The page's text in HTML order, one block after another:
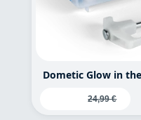
Dometic Glow in
Verkaufspreis:
Regulärer
24,99 €